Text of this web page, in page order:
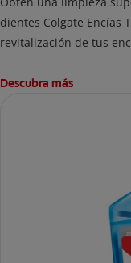
dientes Colgate Encías
revitalización de tus
Descubra más